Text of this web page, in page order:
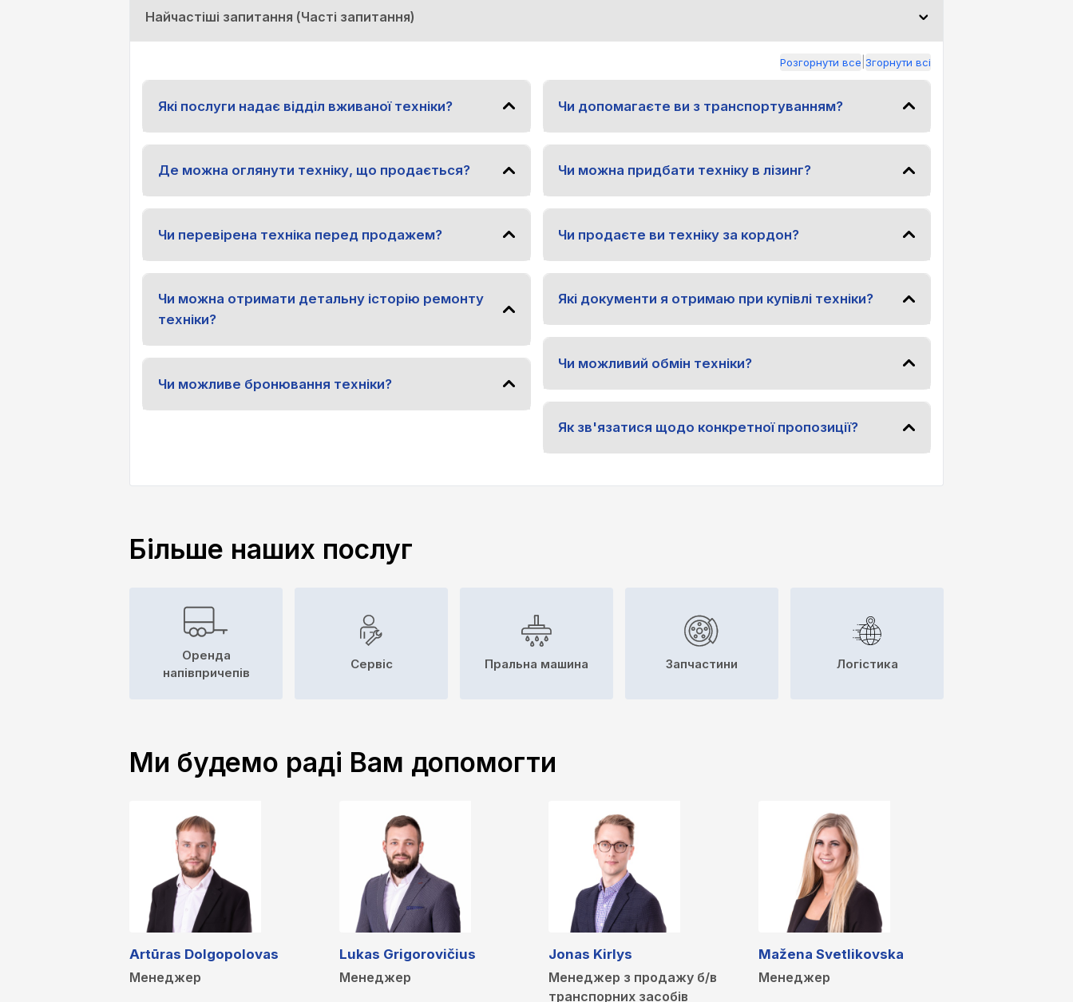
Найчастіші запитання (Часті запитання)
Розгорнути все Згорнути всі
Які послуги надає відділ вживаної техніки?
Де можна оглянути техніку, що продається?
Чи перевірена техніка перед продажем?
Чи можна отримати детальну історію ремонту
техніки?
Чи можливе бронювання техніки?
Чи допомагаєте ви з транспортуванням?
Чи можна придбати техніку в лізинг?
Чи продаєте ви техніку за кордон?
Які документи я отримаю при купівлі техніки?
Чи можливий обмін техніки?
Як зв'язатися щодо конкретної пропозиції?
Більше наших послуг
Оренда
напівпричепів
Сервіс Пральна машина Запчастини Логістика
Ми будемо раді Вам допомогти
Artūras Dolgopolovas
Менеджер
Lukas Grigorovičius
Менеджер
Jonas Kirlys
Менеджер з продажу б/в
транспорних засобів
Mažena Svetlikovska
Менеджер